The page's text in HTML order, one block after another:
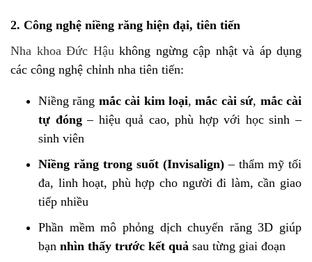
2. Công nghệ niềng răng hiện đại, tiên tiến
Nha khoa Đức Hậukhông ngừng cập nhật và áp dụng
các công nghệ chỉnh nha tiên tiến:
Niềng răng mắc cài kim loại,mắc cài sứ, mắc cài
tự đóng– hiệu quả cao, phù hợp với học sinh –
sinh viên
Niềng răng trong suốt (Invisalign) – thẩm mỹ tối
đa, linh hoạt, phù hợp cho người đi làm, cần giao
tiếp nhiều
Phần mềm mô phỏng dịch chuyển răng 3D giúp
bạn nhìn thấy trước kết quả sau từng giai đoạn